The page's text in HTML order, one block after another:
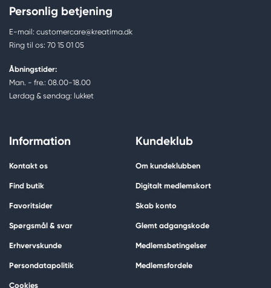
Personlig betjening
E-mail: customercare@kreatima.dk
Ring til os: 70 15 01 05
Åbningstider:
Man. - fre.: 08.00-18.00
Lørdag & søndag: lukket
Information
Kontakt os
Find butik
Favoritsider
Spørgsmål & svar
Erhvervskunde
Persondatapolitik
Cookies
Kundeklub
Om kundeklubben
Digitalt medlemskort
Skab konto
Glemt adgangskode
Medlemsbetingelser
Medlemsfordele